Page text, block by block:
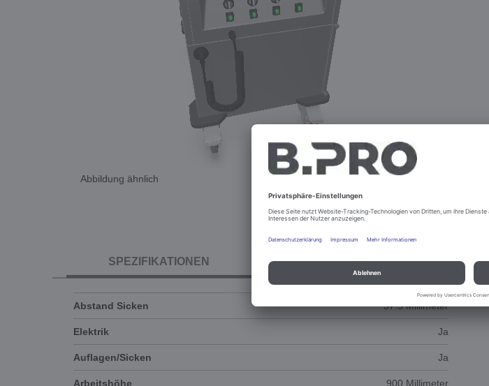
Abbildung ähnlich
SPEZIFIKATIONEN DOKUMENTE
Abstand Sicken 57.5 Millimeter
Elektrik Ja
Auflagen/Sicken Ja
Arbeitshöhe 900 Millimeter